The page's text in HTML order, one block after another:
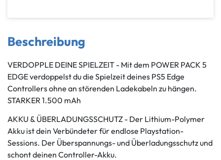
Beschreibung
VERDOPPLE DEINE SPIELZEIT - Mit dem POWER PACK 5
EDGE verdoppelst du die Spielzeit deines PS5 Edge
Controllers ohne an störenden Ladekabeln zu hängen.
STARKER 1.500 mAh
AKKU & ÜBERLADUNGSSCHUTZ - Der Lithium-Polymer
Akku ist dein Verbündeter für endlose Playstation-
Sessions. Der Überspannungs- und Überladungsschutz und
schont deinen Controller-Akku.